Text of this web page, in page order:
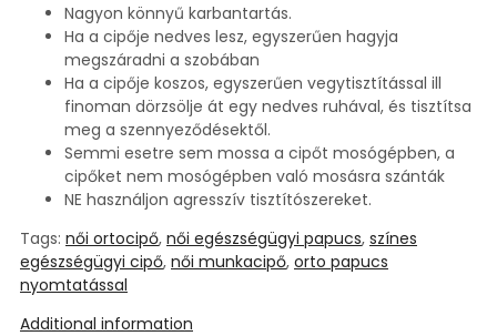
Nagyon könnyű karbantartás.
Ha a cipője nedves lesz, egyszerűen hagyja
megszáradni a szobában
Ha a cipője koszos, egyszerűen vegytisztítással ill
finoman dörzsölje át egy nedves ruhával, és tisztítsa
meg a szennyeződésektől.
Semmi esetre sem mossa a cipőt mosógépben, a
cipőket nem mosógépben való mosásra szánták
NE használjon agresszív tisztítószereket.
Tags: női ortocipő, női egészségügyi papucs, színes
egészségügyi cipő, női munkacipő, orto papucs
nyomtatással
Additional information